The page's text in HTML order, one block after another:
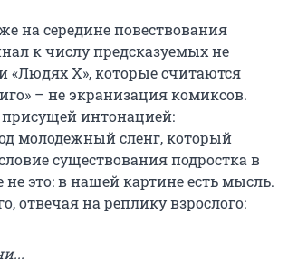
на середине повествования
к числу предсказуемых не
и «Людях Х», которые считаются
– не экранизация комиксов.
интонацией:
молодежный сленг, который
существования подростка в
это: в нашей картине есть мысль.
отвечая на реплику взрослого: